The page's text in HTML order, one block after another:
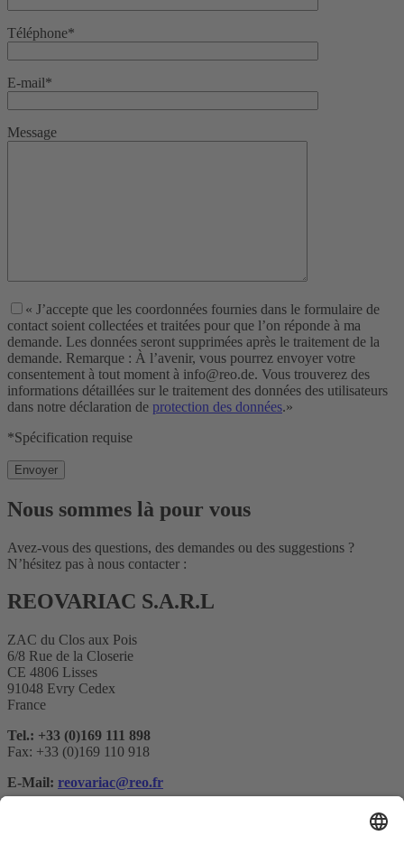
Téléphone*
E-mail*
Message
« J’accepte que les coordonnées fournies dans le formulaire de
contact soient collectées et traitées pour que l’on réponde à ma
demande. Les données seront supprimées après le traitement de la
demande. Remarque : À l’avenir, vous pourrez envoyer votre
consentement à tout moment à info@reo.de. Vous trouverez des
informations détaillées sur le traitement des données des utilisateurs
dans notre déclaration de protection des données.»
*Spécification requise
Nous sommes là pour vous
Avez-vous des questions, des demandes ou des suggestions ?
N’hésitez pas à nous contacter :
REOVARIAC S.A.R.L
ZAC du Clos aux Pois
6/8 Rue de la Closerie
CE 4806 Lisses
91048 Evry Cedex
France
Tel.: +33 (0)169 111 898
Fax: +33 (0)169 110 918
E-Mail: reovariac@reo.fr